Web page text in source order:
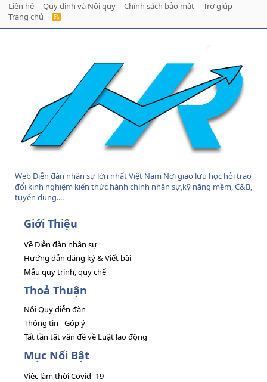
Liên hệ
Quy định và Nội quy Chính sách bảo mật
Trợ giúp
Trang chủ
R
Web Diễn đàn nhân sự lớn nhất Việt Nam Nơi giao lưu học hỏi trao
đổi kinh nghiệm kiến thức hành chính nhân sự,kỹ năng mềm, C&B,
tuyển dụng....
Giới Thiệu
Về Diễn đàn nhân sự
Hướng dẫn đăng ký & Viết bài
Mẫu quy trình, quy chế
Thoả Thuận
Nội Quy diễn đàn
Thông tin - Góp ý
Tất tần tật vấn đề về Luật lao động
Mục Nổi Bật
Việc làm thời Covid- 19